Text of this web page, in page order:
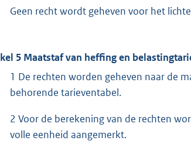
Geen recht wordt geheven voor het
5 Maatstaf van heffing en
1 De rechten worden geheven naar de
behorende tarieventabel.
2 Voor de berekening van de rechten
volle eenheid aangemerkt.